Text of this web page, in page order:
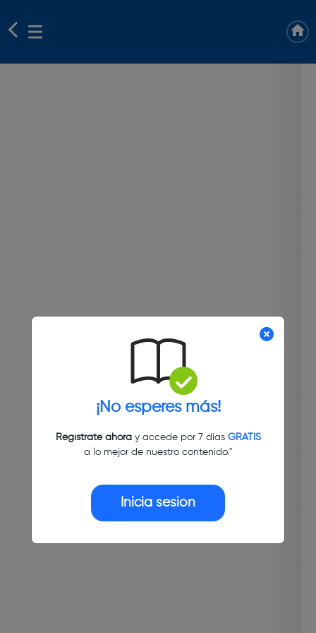
¡No esperes más!
Regístrate ahoray accede por 7 días GRATIS
a lo mejor de nuestro contenido."
Inicia sesión